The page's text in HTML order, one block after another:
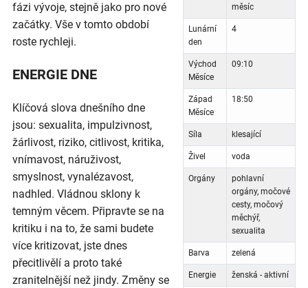
měsíc
Lunární
den
4
Východ
Měsíce
09:10
Západ
Měsíce
18:50
Síla klesající
Živel voda
Orgány
pohlavní
orgány, močové
cesty, močový
měchýř,
sexualita
Barva zelená
Energie ženská - aktivní
fázi vývoje, stejně jako pro nové
začátky. Vše v tomto období
roste rychleji.
ENERGIE DNE
Klíčová slova dnešního dne
jsou: sexualita, impulzivnost,
žárlivost, riziko, citlivost, kritika,
vnímavost, náruživost,
smyslnost, vynalézavost,
nadhled. Vládnou sklony k
temným věcem. Připravte se na
kritiku i na to, že sami budete
více kritizovat, jste dnes
přecitlivělí a proto také
zranitelnější než jindy. Změny se